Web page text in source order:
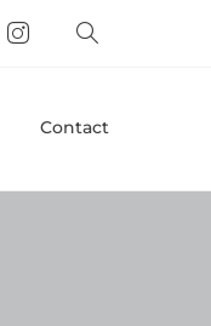
Contact